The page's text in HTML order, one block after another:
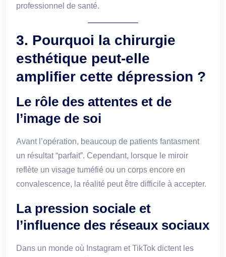
professionnel de santé.
3. Pourquoi la chirurgie
esthétique peut-elle
amplifier cette dépression ?
Le rôle des attentes et de
l’image de soi
Avant l’opération, beaucoup de patients fantasment
un résultat “parfait”. Cependant, lorsque le miroir
reflète un visage tuméfié ou un corps encore en
convalescence, la réalité peut être difficile à accepter.
La pression sociale et
l’influence des réseaux sociaux
Dans un monde où Instagram et TikTok dictent les